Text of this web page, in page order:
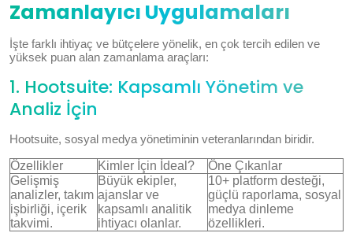
Zamanlayıcı Uygulamaları
İşte farklı ihtiyaç ve bütçelere yönelik, en çok tercih edilen ve
yüksek puan alan zamanlama araçları:
1. Hootsuite: Kapsamlı Yönetim ve
Analiz İçin
Hootsuite, sosyal medya yönetiminin veteranlarından biridir.
Özellikler
Kimler İçin İdeal?
Öne Çıkanlar
Gelişmiş
analizler, takım
işbirliği, içerik
takvimi.
Büyük ekipler,
ajanslar ve
kapsamlı analitik
ihtiyacı olanlar.
10+ platform desteği,
güçlü raporlama, sosyal
medya dinleme
özellikleri.